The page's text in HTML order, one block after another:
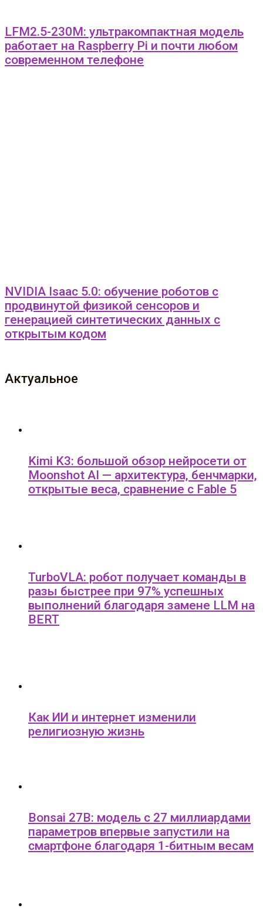
LFM2.5-230M: ультракомпактная модель
работает на Raspberry Pi и почти любом
современном телефоне
NVIDIA Isaac 5.0: обучение роботов с
продвинутой физикой сенсоров и
генерацией синтетических данных с
открытым кодом
Актуальное
Kimi K3: большой обзор нейросети от
Moonshot AI — архитектура, бенчмарки,
открытые веса, сравнение с Fable 5
TurboVLA: робот получает команды в
разы быстрее при 97% успешных
выполнений благодаря замене LLM на
BERT
Как ИИ и интернет изменили
религиозную жизнь
Bonsai 27B: модель с 27 миллиардами
параметров впервые запустили на
смартфоне благодаря 1-битным весам